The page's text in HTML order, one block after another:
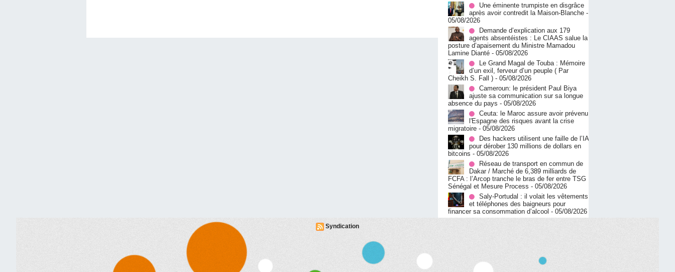
Une éminente trumpiste en disgrâce
après avoir contredit la Maison-Blanche -
05/08/2026
Demande d’explication aux 179
agents absentéistes : Le CIAAS salue la
posture d’apaisement du Ministre Mamadou
Lamine Dianté - 05/08/2026
Le Grand Magal de Touba : Mémoire
d’un exil, ferveur d’un peuple ( Par
Cheikh S. Fall ) - 05/08/2026
Cameroun: le président Paul Biya
ajuste sa communication sur sa longue
absence du pays - 05/08/2026
Ceuta: le Maroc assure avoir prévenu
l'Espagne des risques avant la crise
migratoire - 05/08/2026
Des hackers utilisent une faille de l’IA
pour dérober 130 millions de dollars en
bitcoins - 05/08/2026
Réseau de transport en commun de
Dakar / Marché de 6,389 milliards de
FCFA : l’Arcop tranche le bras de fer entre TSG
Sénégal et Mesure Process - 05/08/2026
Saly-Portudal : il volait les vêtements
et téléphones des baigneurs pour
financer sa consommation d’alcool - 05/08/2026
Syndication